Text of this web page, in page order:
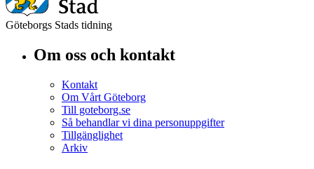
Göteborgs Stads tidning
Om oss och kontakt
Kontakt
Om Vårt Göteborg
Till goteborg.se
Så behandlar vi dina personuppgifter
Tillgänglighet
Arkiv